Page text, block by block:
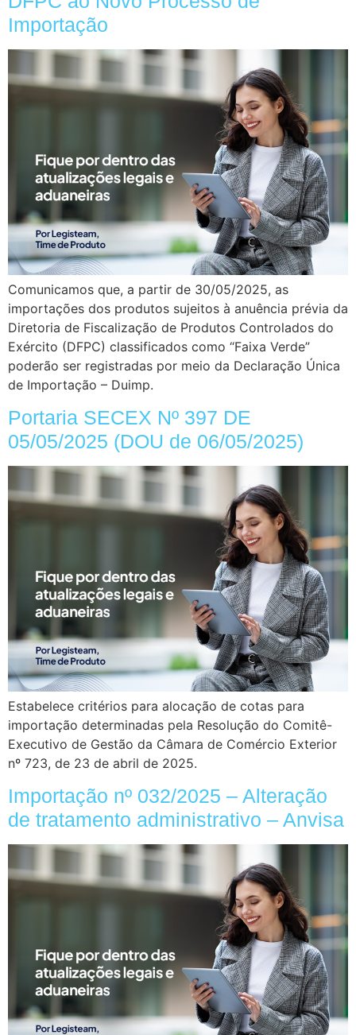
Importação
Comunicamos que, a partir de 30/05/2025, as
importações dos produtos sujeitos à anuência prévia da
Diretoria de Fiscalização de Produtos Controlados do
Exército (DFPC) classificados como “Faixa Verde”
poderão ser registradas por meio da Declaração Única
de Importação – Duimp.
Portaria SECEX Nº 397 DE
05/05/2025 (DOU de 06/05/2025)
Estabelece critérios para alocação de cotas para
importação determinadas pela Resolução do Comitê-
Executivo de Gestão da Câmara de Comércio Exterior
nº 723, de 23 de abril de 2025.
Importação nº 032/2025 – Alteração
de tratamento administrativo – Anvisa